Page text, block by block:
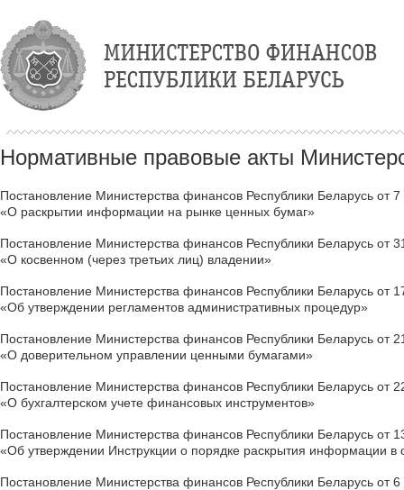
Нормативные правовые акты
Постановление Министерства финансов Республики Беларусь от
«О раскрытии информации на рынке ценных бумаг»
Постановление Министерства финансов Республики Беларусь от
«О косвенном (через третьих лиц) владении»
Постановление Министерства финансов Республики Беларусь от
«Об утверждении регламентов административных процедур»
Постановление Министерства финансов Республики Беларусь от
«О доверительном управлении ценными бумагами»
Постановление Министерства финансов Республики Беларусь от
«О бухгалтерском учете финансовых инструментов»
Постановление Министерства финансов Республики Беларусь от
«Об утверждении Инструкции о порядке раскрытия информации
Постановление Министерства финансов Республики Беларусь от